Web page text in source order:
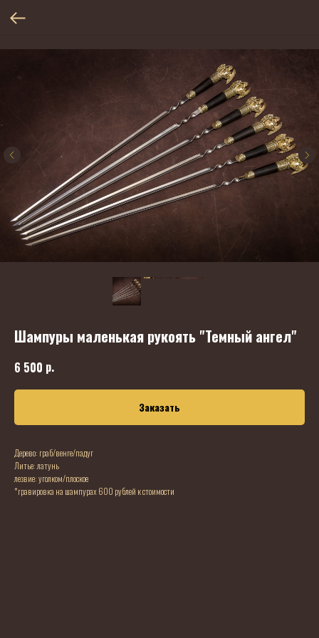
Шампуры маленькая рукоять "Темный ангел"
6 500 р.
Заказать
Дерево: граб/венге/падуг
Литье: латунь
лезвие: уголком/плоское
*гравировка на шампурах 600 рублей к стоимости